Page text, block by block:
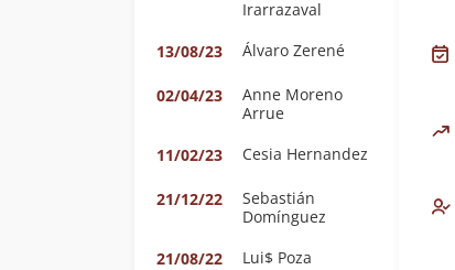
Irarrazaval
13/08/23
Álvaro Zerené
02/04/23
Anne Moreno
Arrue
11/02/23
Cesia Hernandez
21/12/22
Sebastián
Domínguez
21/08/22
Lui$ Poza